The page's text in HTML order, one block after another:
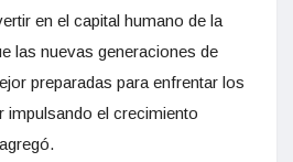
en el capital humano de la
las nuevas generaciones de
preparadas para enfrentar los
impulsando el crecimiento